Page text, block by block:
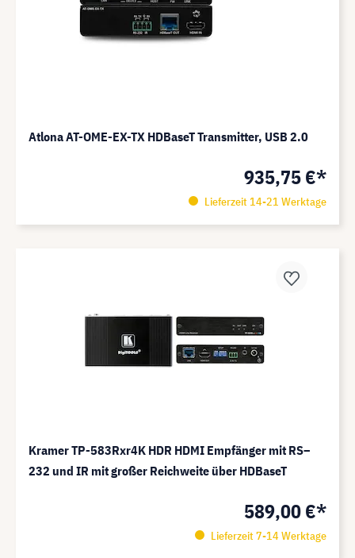
Atlona AT-OME-EX-TX HDBaseT Transmitter, USB 2.0
935,75 €*
Lieferzeit 14-21 Werktage
Kramer TP-583Rxr4K HDR HDMI Empfänger mit RS–
232 und IR mit großer Reichweite über HDBaseT
589,00 €*
Lieferzeit 7-14 Werktage